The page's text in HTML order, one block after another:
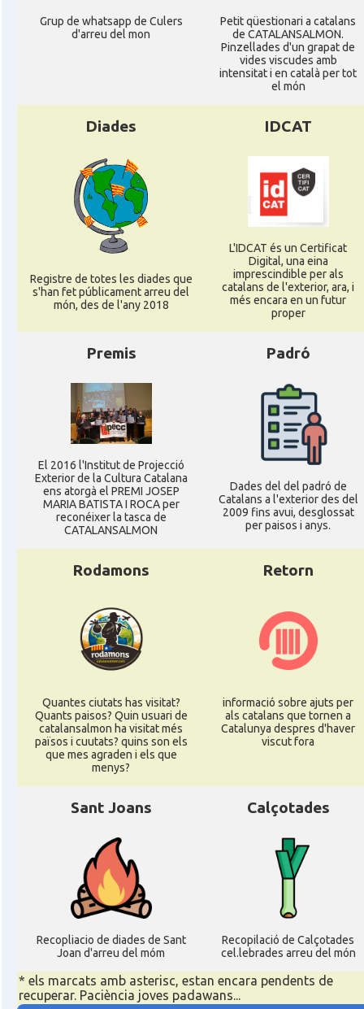
Grup de whatsapp de Culers
d'arreu del mon
Petit qüestionari a catalans
de CATALANSALMON.
Pinzellades d'un grapat de
vides viscudes amb
intensitat i en català per tot
el món
Diades
Registre de totes les diades que
s'han fet públicament arreu del
món, des de l'any 2018
IDCAT
L'IDCAT és un Certificat
Digital, una eina
imprescindible per als
catalans de l'exterior, ara, i
més encara en un futur
proper
Premis
El 2016 l'Institut de Projecció
Exterior de la Cultura Catalana
ens atorgà el PREMI JOSEP
MARIA BATISTA I ROCA per
reconéixer la tasca de
CATALANSALMON
Padró
Dades del del padró de
Catalans a l'exterior des del
2009 fins avui, desglossat
per paisos i anys.
Rodamons
Quantes ciutats has visitat?
Quants paisos? Quin usuari de
catalansalmon ha visitat més
països i cuutats? quins son els
que mes agraden i els que
menys?
Retorn
informació sobre ajuts per
als catalans que tornen a
Catalunya despres d'haver
viscut fora
Sant Joans
Recopliacio de diades de Sant
Joan d'arreu del móm
Calçotades
Recopilació de Calçotades
cel.lebrades arreu del món
* els marcats amb asterisc, estan encara pendents de
recuperar. Paciència joves padawans...